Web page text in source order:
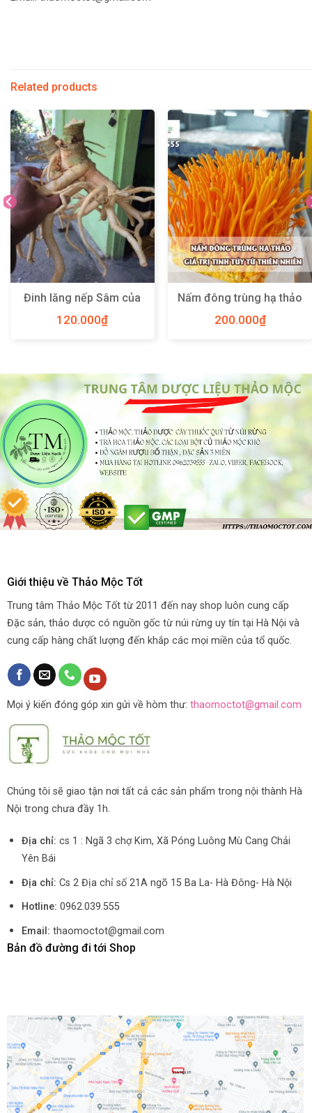
Related products
Đinh lăng nếp Sâm của
người Việt
120.000₫
Nấm đông trùng hạ thảo
– Giá trị tinh túy từ thiên
nhiên
200.000₫
Giới thiệu về Thảo Mộc Tốt
Trung tâm Thảo Mộc Tốt từ 2011 đến nay shop luôn cung cấp
Đặc sản, thảo dược có nguồn gốc từ núi rừng uy tín tại Hà Nội và
cung cấp hàng chất lượng đến khắp các mọi miền của tổ quốc.
Mọi ý kiến đóng góp xin gửi về hòm thư: thaomoctot@gmail.com
Chúng tôi sẽ giao tận nơi tất cả các sản phẩm trong nội thành Hà
Nội trong chưa đầy 1h.
Địa chỉ: cs 1 : Ngã 3 chợ Kim, Xã Póng Luông Mù Cang Chải
Yên Bái
Địa chỉ: Cs 2 Địa chỉ số 21A ngõ 15 Ba La- Hà Đông- Hà Nội
Hotline: 0962.039.555
Email: thaomoctot@gmail.com
Bản đồ đường đi tới Shop